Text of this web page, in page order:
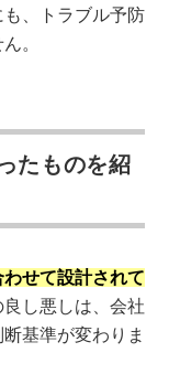
、トラブル予防
。
たものを紹
せて設計されて
良し悪しは、会社
基準が変わりま